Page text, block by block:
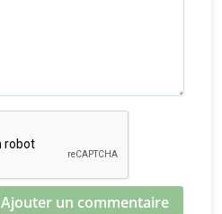
Ajouter un commentaire